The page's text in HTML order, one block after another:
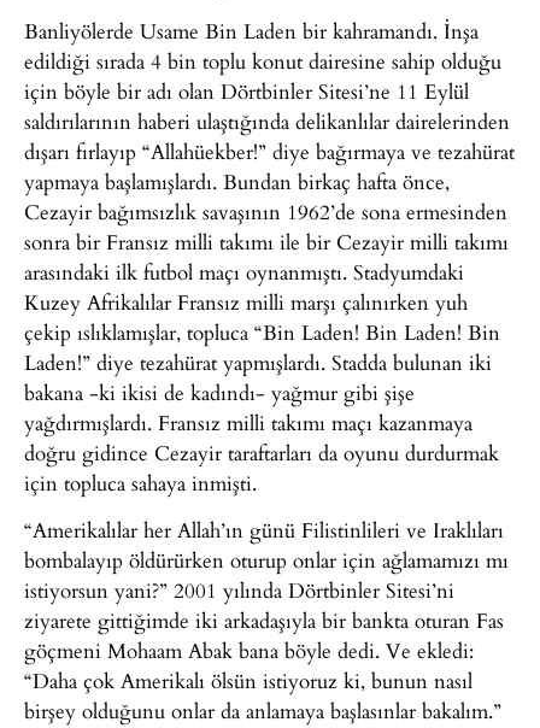
Banliyölerde Usame Bin Laden bir kahramandı. İnşa
edildiği sırada 4 bin toplu konut dairesine sahip olduğu
için böyle bir adı olan Dörtbinler Sitesi’ne 11 Eylül
saldırılarının haberi ulaştığında delikanlılar dairelerinden
dışarı fırlayıp “Allahüekber!” diye bağırmaya ve tezahürat
yapmaya başlamışlardı. Bundan birkaç hafta önce,
Cezayir bağımsızlık savaşının 1962’de sona ermesinden
sonra bir Fransız milli takımı ile bir Cezayir milli takımı
arasındaki ilk futbol maçı oynanmıştı. Stadyumdaki
Kuzey Afrikalılar Fransız milli marşı çalınırken yuh
çekip ıslıklamışlar, topluca “Bin Laden! Bin Laden! Bin
Laden!” diye tezahürat yapmışlardı. Stadda bulunan iki
bakana -ki ikisi de kadındı- yağmur gibi şişe
yağdırmışlardı. Fransız milli takımı maçı kazanmaya
doğru gidince Cezayir taraftarları da oyunu durdurmak
için topluca sahaya inmişti.
“Amerikalılar her Allah’ın günü Filistinlileri ve Iraklıları
bombalayıp öldürürken oturup onlar için ağlamamızı mı
istiyorsun yani?” 2001 yılında Dörtbinler Sitesi’ni
ziyarete gittiğimde iki arkadaşıyla bir bankta oturan Fas
göçmeni Mohaam Abak bana böyle dedi. Ve ekledi:
“Daha çok Amerikalı ölsün istiyoruz ki, bunun nasıl
birşey olduğunu onlar da anlamaya başlasınlar bakalım.”